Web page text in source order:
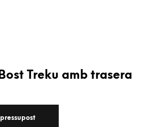
Treku amb trasera